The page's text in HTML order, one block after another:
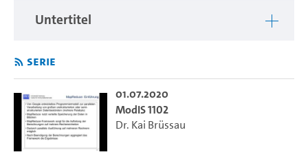
Untertitel
Serie
01.07.2020
ModIS 1102
Dr. Kai Brüssau